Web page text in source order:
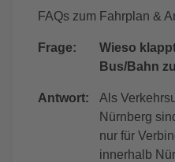
FAQs zum Fahrplan &
Frage:
Wieso
Bus/Bahn
Antwort:
Als
Nürnberg
nur für
innerhalb